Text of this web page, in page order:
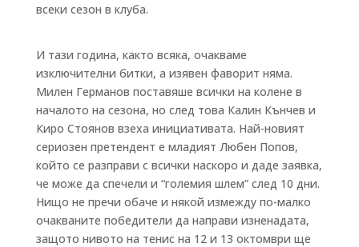
всеки сезон в клуба.
И тази година, както всяка, очакваме
изключителни битки, а изявен фаворит няма.
Милен Германов поставяше всички на колене в
началото на сезона, но след това Калин Кънчев и
Киро Стоянов взеха инициативата. Най-новият
сериозен претендент е младият Любен Попов,
който се разправи с всички наскоро и даде заявка,
че може да спечели и “големия шлем” след 10 дни.
Нищо не пречи обаче и някой измежду по-малко
очакваните победители да направи изненадата,
защото нивото на тенис на 12 и 13 октомври ще